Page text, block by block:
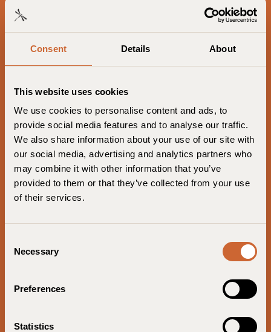
Consent Details About
This website uses cookies
We use cookies to personalise content and ads, to
provide social media features and to analyse our traffic.
We also share information about your use of our site with
our social media, advertising and analytics partners who
may combine it with other information that you’ve
provided to them or that they’ve collected from your use
of their services.
Necessary
Preferences
Statistics
Bryggen Guldsmeden
Manon Les Suites
Babette Guldsmeden
66 Guldsmeden
Belle Guldsmeden
Norge
Oslo Guldsmeden